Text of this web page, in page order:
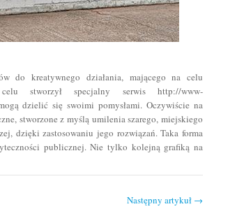
do kreatywnego działania, mającego na celu
stworzył specjalny serwis http://www-
dzielić się swoimi pomysłami. Oczywiście na
stworzone z myślą umilenia szarego, miejskiego
dzięki zastosowaniu jego rozwiązań. Taka forma
publicznej. Nie tylko kolejną grafiką na
Następny artykuł →